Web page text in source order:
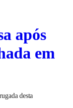
após
em
desta